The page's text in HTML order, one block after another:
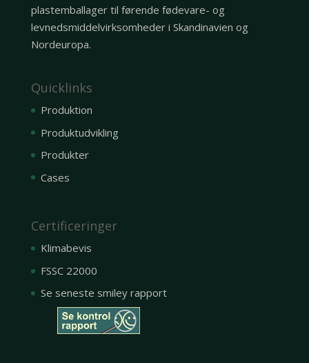
plastemballager til førende fødevare- og
levnedsmiddelvirksomheder i Skandinavien og
Nordeuropa.
Quicklinks
Produktion
Produktudvikling
Produkter
Cases
Certificeringer
Klimabevis
FSSC 22000
Se seneste smiley rapport